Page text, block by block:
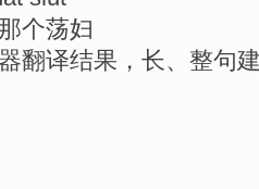
个荡妇
翻译结果，长、整句